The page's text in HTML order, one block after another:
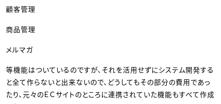
顧客管理
商品管理
メルマガ
等機能はついているのですが、それを活用せずにシステム開発する
と全て作らないと出来ないので、どうしてもその部分の費用であっ
たり、元々のＥＣサイトのところに連携されていた機能もすべて作成